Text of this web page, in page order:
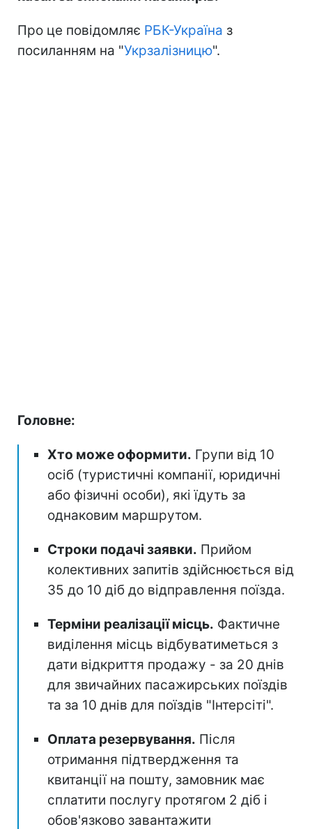
Про це повідомляє РБК-Україна з
посиланням на "Укрзалізницю".
Головне:
Хто може оформити. Групи від 10
осіб (туристичні компанії, юридичні
або фізичні особи), які їдуть за
однаковим маршрутом.
Строки подачі заявки. Прийом
колективних запитів здійснюється від
35 до 10 діб до відправлення поїзда.
Терміни реалізації місць. Фактичне
виділення місць відбуватиметься з
дати відкриття продажу - за 20 днів
для звичайних пасажирських поїздів
та за 10 днів для поїздів "Інтерсіті".
Оплата резервування. Після
отримання підтвердження та
квитанції на пошту, замовник має
сплатити послугу протягом 2 діб і
обов'язково завантажити